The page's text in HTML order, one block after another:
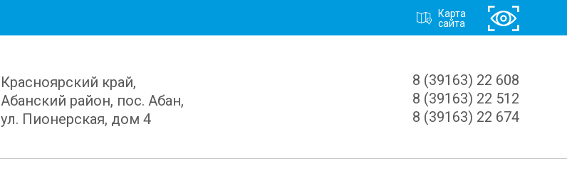
Карта
сайта
Красноярский край,
Абанский район, пос. Абан,
ул. Пионерская, дом 4
8 (39163) 22 608
8 (39163) 22 512
8 (39163) 22 674